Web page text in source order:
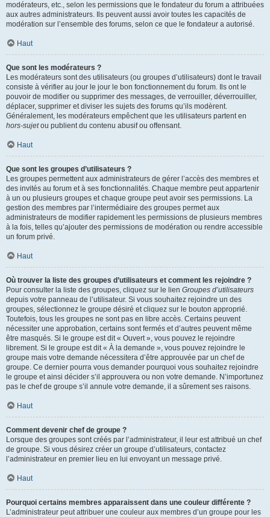
modérateurs, etc., selon les permissions que le fondateur du forum a attribuées
aux autres administrateurs. Ils peuvent aussi avoir toutes les capacités de
modération sur l’ensemble des forums, selon ce que le fondateur a autorisé.
Haut
Que sont les modérateurs ?
Les modérateurs sont des utilisateurs (ou groupes d’utilisateurs) dont le travail
consiste à vérifier au jour le jour le bon fonctionnement du forum. Ils ont le
pouvoir de modifier ou supprimer des messages, de verrouiller, déverrouiller,
déplacer, supprimer et diviser les sujets des forums qu’ils modèrent.
Généralement, les modérateurs empêchent que les utilisateurs partent en
hors-sujetou publient du contenu abusif ou offensant.
Haut
Que sont les groupes d’utilisateurs ?
Les groupes permettent aux administrateurs de gérer l’accès des membres et
des invités au forum et à ses fonctionnalités. Chaque membre peut appartenir
à un ou plusieurs groupes et chaque groupe peut avoir ses permissions. La
gestion des membres par l’intermédiaire des groupes permet aux
administrateurs de modifier rapidement les permissions de plusieurs membres
à la fois, telles qu’ajouter des permissions de modération ou rendre accessible
un forum privé.
Haut
Où trouver la liste des groupes d’utilisateurs et comment les rejoindre ?
Pour consulter la liste des groupes, cliquez sur le lien Groupes d’utilisateurs
depuis votre panneau de l’utilisateur. Si vous souhaitez rejoindre un des
groupes, sélectionnez le groupe désiré et cliquez sur le bouton approprié.
Toutefois, tous les groupes ne sont pas en libre accès. Certains peuvent
nécessiter une approbation, certains sont fermés et d’autres peuvent même
être masqués. Si le groupe est dit « Ouvert », vous pouvez le rejoindre
librement. Si le groupe est dit « À la demande », vous pouvez rejoindre le
groupe mais votre demande nécessitera d’être approuvée par un chef de
groupe. Ce dernier pourra vous demander pourquoi vous souhaitez rejoindre
le groupe et ainsi décider s’il approuvera ou non votre demande. N’importunez
pas le chef de groupe s’il annule votre demande, il a sûrement ses raisons.
Haut
Comment devenir chef de groupe ?
Lorsque des groupes sont créés par l’administrateur, il leur est attribué un chef
de groupe. Si vous désirez créer un groupe d’utilisateurs, contactez
l’administrateur en premier lieu en lui envoyant un message privé.
Haut
Pourquoi certains membres apparaissent dans une couleur différente ?
L’administrateur peut attribuer une couleur aux membres d’un groupe pour les